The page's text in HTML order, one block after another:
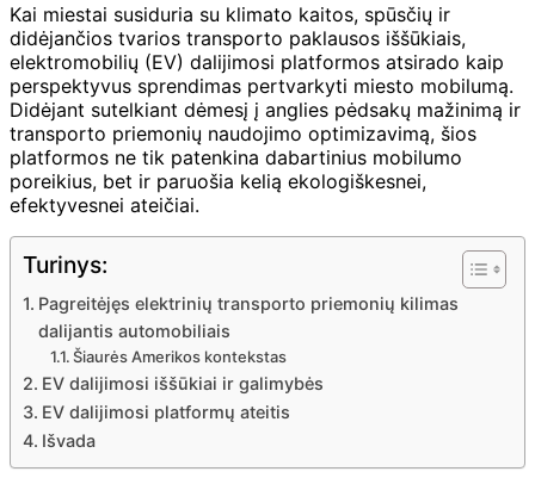
Kai miestai susiduria su klimato kaitos, spūsčių ir
didėjančios tvarios transporto paklausos iššūkiais,
elektromobilių (EV) dalijimosi platformos atsirado kaip
perspektyvus sprendimas pertvarkyti miesto mobilumą.
Didėjant sutelkiant dėmesį į anglies pėdsakų mažinimą ir
transporto priemonių naudojimo optimizavimą, šios
platformos ne tik patenkina dabartinius mobilumo
poreikius, bet ir paruošia kelią ekologiškesnei,
efektyvesnei ateičiai.
Turinys:
Pagreitėjęs elektrinių transporto priemonių kilimas
dalijantis automobiliais
Šiaurės Amerikos kontekstas
EV dalijimosi iššūkiai ir galimybės
EV dalijimosi platformų ateitis
Išvada